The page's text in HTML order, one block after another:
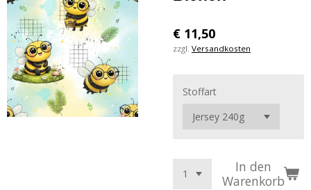
€ 11,50
zzgl. Versandkosten
Stoffart
In den
Warenkorb